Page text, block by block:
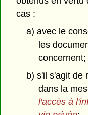
cas :
a) avec le
les
concernent;
b) s'il s'agit de
dans la
l'accès à